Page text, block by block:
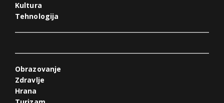
Kultura
Tehnologija
Obrazovanje
Zdravlje
Hrana